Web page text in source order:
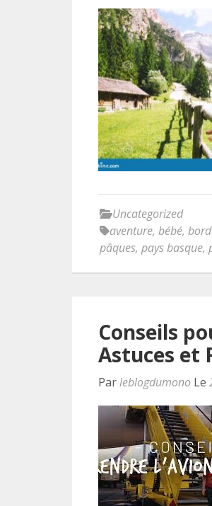
Uncategorized
aventure, bébé,
pâques, pays basque,
Conseils
Astuces et
Parleblogdumono Le